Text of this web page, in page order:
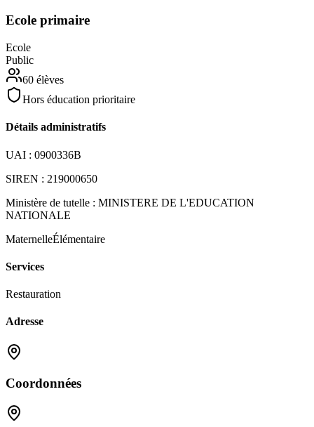
Ecole primaire
Ecole
Public
60 élèves
Hors éducation prioritaire
Détails administratifs
UAI : 0900336B
SIREN : 219000650
Ministère de tutelle : MINISTERE DE L'EDUCATION
NATIONALE
MaternelleÉlémentaire
Services
Restauration
Adresse
Coordonnées